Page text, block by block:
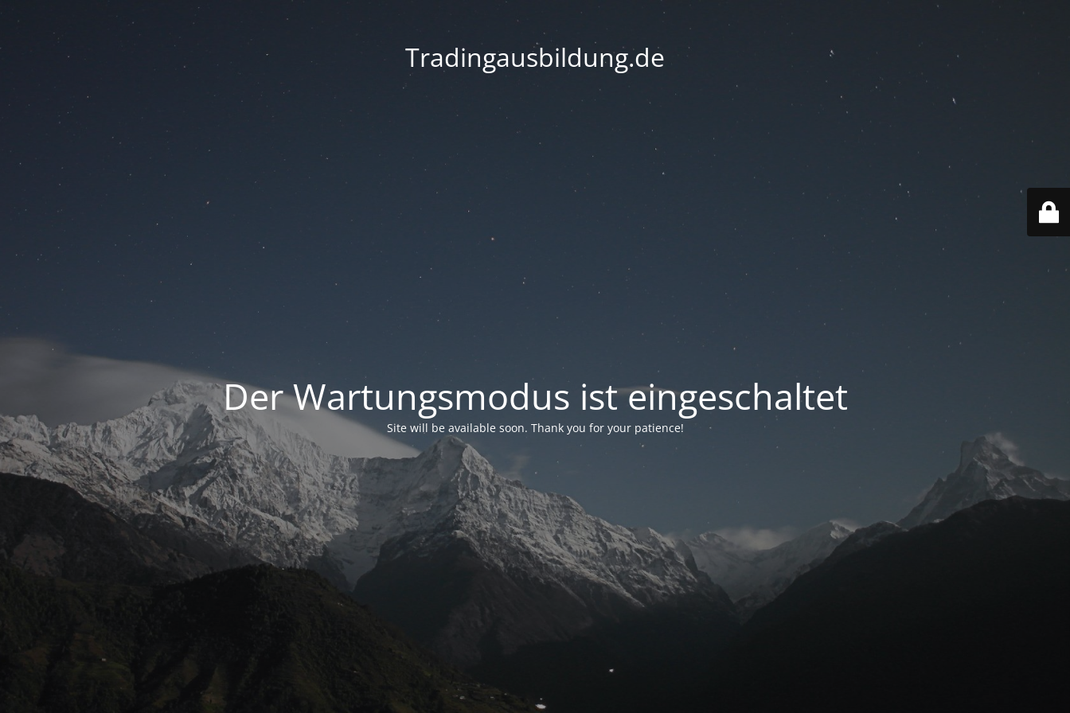
Tradingausbildung.de
Der Wartungsmodus ist eingeschaltet
Site will be available soon. Thank you for your patience!